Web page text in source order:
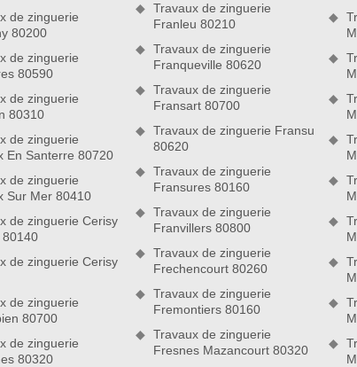
de proximité
? Pour cela, vous avez besoin de faire appel à un couvreur
Nous sommes en activité depuis des années d’affilées, ce
techniques de pose, de rénovation, d’entretien et de
de zinguerie est siégée dans le 80. Vous pouvez
et expérimenté de proximité. Grâce à nos
de zinguerie
80200
de zinguerie
80590
de zinguerie
80310
de zinguerie
En Santerre 80720
de zinguerie
Sur Mer 80410
de zinguerie Cerisy
80140
de zinguerie Cerisy
de zinguerie
80700
de zinguerie
80320
Travaux de zinguerie
Franleu 80210
Travaux de zinguerie
Franqueville 80620
Travaux de zinguerie
Fransart 80700
Travaux de zinguerie Fransu
80620
Travaux de zinguerie
Fransures 80160
Travaux de zinguerie
Franvillers 80800
Travaux de zinguerie
Frechencourt 80260
Travaux de zinguerie
Fremontiers 80160
Travaux de zinguerie
Fresnes Mazancourt 80320